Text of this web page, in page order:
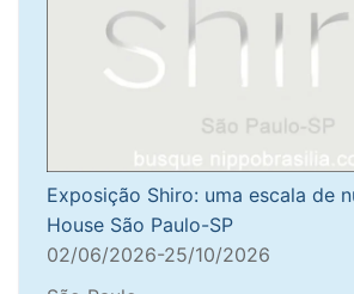
Exposição Shiro: uma escala de
House São Paulo-SP
02/06/2026-25/10/2026